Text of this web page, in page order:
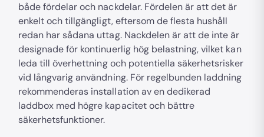
både fördelar och nackdelar. Fördelen är att det är
enkelt och tillgängligt, eftersom de flesta hushåll
redan har sådana uttag. Nackdelen är att de inte är
designade för kontinuerlig hög belastning, vilket kan
leda till överhettning och potentiella säkerhetsrisker
vid långvarig användning. För regelbunden laddning
rekommenderas installation av en dedikerad
laddbox med högre kapacitet och bättre
säkerhetsfunktioner.